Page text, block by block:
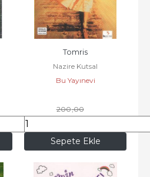
Sepete Ekle
Tomris
Nazire Kutsal
Bu Yayınevi
200,00
170,00